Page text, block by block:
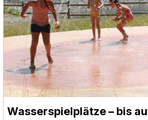
Wasserspielplätze – bis